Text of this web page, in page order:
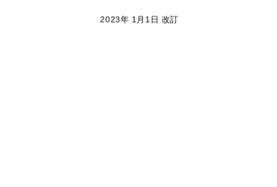
2023年 1月1日 改訂